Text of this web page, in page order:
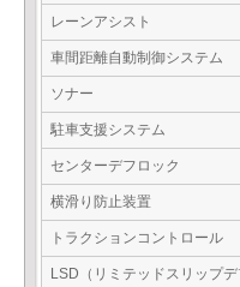
レーンアシスト
車間距離自動制御システム
ソナー
駐車支援システム
センターデフロック
横滑り防止装置
トラクションコントロール
LSD（リミテッドスリップデ